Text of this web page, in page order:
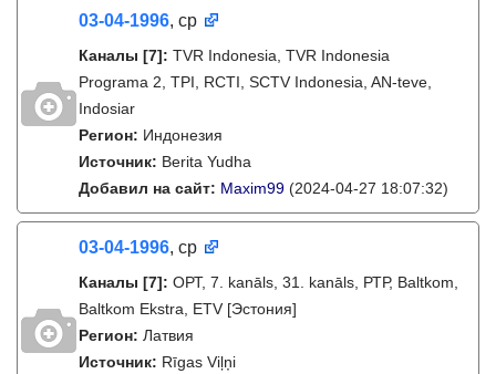
03-04-1996, ср
Каналы [7]: TVR Indonesia, TVR Indonesia
Programa 2, TPI, RCTI, SCTV Indonesia, AN-teve,
Indosiar
Регион: Индонезия
Источник: Berita Yudha
Добавил на сайт: Maxim99 (2024-04-27 18:07:32)
03-04-1996, ср
Каналы [7]: ОРТ, 7. kanāls, 31. kanāls, РТР, Baltkom,
Baltkom Ekstra, ETV [Эстония]
Регион: Латвия
Источник: Rīgas Viļņi